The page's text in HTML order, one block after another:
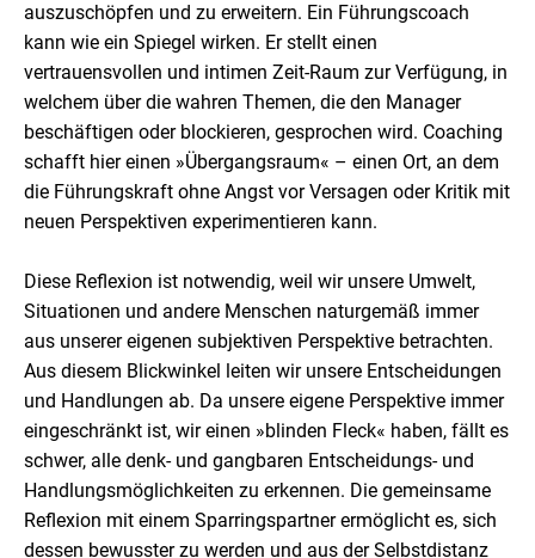
auszuschöpfen und zu erweitern. Ein Führungscoach
kann wie ein Spiegel wirken. Er stellt einen
vertrauensvollen und intimen Zeit-Raum zur Verfügung, in
welchem über die wahren Themen, die den Manager
beschäftigen oder blockieren, gesprochen wird. Coaching
schafft hier einen »Übergangsraum« – einen Ort, an dem
die Führungskraft ohne Angst vor Versagen oder Kritik mit
neuen Perspektiven experimentieren kann.
Diese Reflexion ist notwendig, weil wir unsere Umwelt,
Situationen und andere Menschen naturgemäß immer
aus unserer eigenen subjektiven Perspektive betrachten.
Aus diesem Blickwinkel leiten wir unsere Entscheidungen
und Handlungen ab. Da unsere eigene Perspektive immer
eingeschränkt ist, wir einen »blinden Fleck« haben, fällt es
schwer, alle denk- und gangbaren Entscheidungs- und
Handlungsmöglichkeiten zu erkennen. Die gemeinsame
Reflexion mit einem Sparringspartner ermöglicht es, sich
dessen bewusster zu werden und aus der Selbstdistanz